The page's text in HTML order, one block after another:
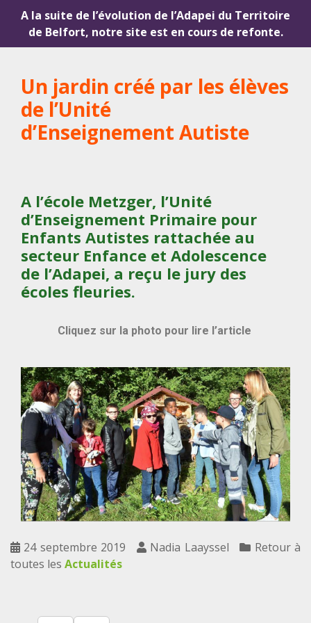
A la suite de l’évolution de l’Adapei du Territoire
de Belfort, notre site est en cours de refonte.
Un jardin créé par les élèves
de l’Unité
d’Enseignement Autiste
A l’école Metzger, l’Unité
d’Enseignement Primaire pour
Enfants Autistes rattachée au
secteur Enfance et Adolescence
de l’Adapei, a reçu le jury des
écoles fleuries.
Cliquez sur la photo pour lire l’article
24 septembre 2019 Nadia Laayssel
Retour à
toutes les Actualités